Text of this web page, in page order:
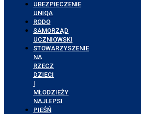
UBEZPIECZENIE
UNIQA
RODO
SAMORZĄD
UCZNIOWSKI
STOWARZYSZENIE
NA
RZECZ
DZIECI
I
MŁODZIEŻY
NAJLEPSI
PIEŚŃ